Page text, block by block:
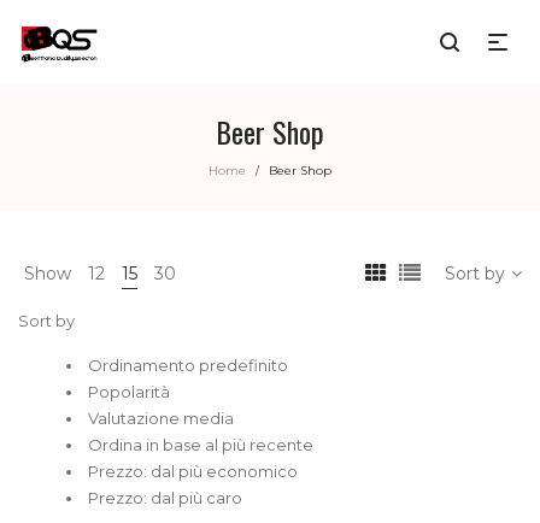
Beer Shop
Home / Beer Shop
Show 12 15 30 Sort by
Sort by
Ordinamento predefinito
Popolarità
Valutazione media
Ordina in base al più recente
Prezzo: dal più economico
Prezzo: dal più caro